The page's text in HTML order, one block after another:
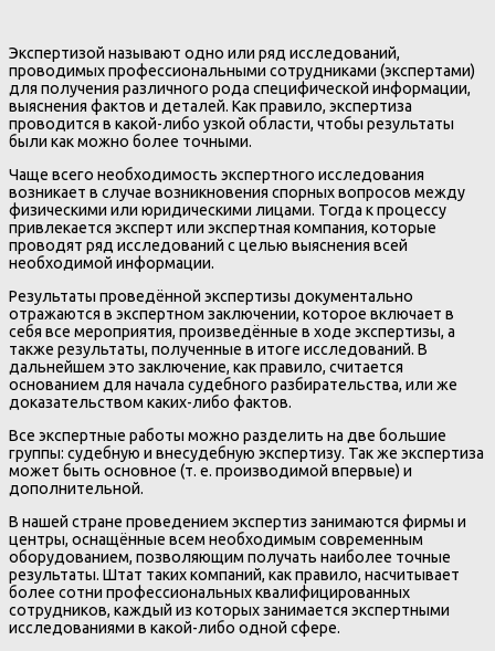
Экспертизой называют одно или ряд исследований,
проводимых профессиональными сотрудниками (экспертами)
для получения различного рода специфической информации,
выяснения фактов и деталей. Как правило, экспертиза
проводится в какой-либо узкой области, чтобы результаты
были как можно более точными.
Чаще всего необходимость экспертного исследования
возникает в случае возникновения спорных вопросов между
физическими или юридическими лицами. Тогда к процессу
привлекается эксперт или экспертная компания, которые
проводят ряд исследований с целью выяснения всей
необходимой информации.
Результаты проведённой экспертизы документально
отражаются в экспертном заключении, которое включает в
себя все мероприятия, произведённые в ходе экспертизы, а
также результаты, полученные в итоге исследований. В
дальнейшем это заключение, как правило, считается
основанием для начала судебного разбирательства, или же
доказательством каких-либо фактов.
Все экспертные работы можно разделить на две большие
группы: судебную и внесудебную экспертизу. Так же экспертиза
может быть основное (т. е. производимой впервые) и
дополнительной.
В нашей стране проведением экспертиз занимаются фирмы и
центры, оснащённые всем необходимым современным
оборудованием, позволяющим получать наиболее точные
результаты. Штат таких компаний, как правило, насчитывает
более сотни профессиональных квалифицированных
сотрудников, каждый из которых занимается экспертными
исследованиями в какой-либо одной сфере.